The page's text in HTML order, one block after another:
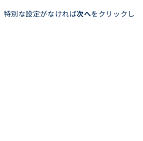
特別な設定がなければ次へをクリックし